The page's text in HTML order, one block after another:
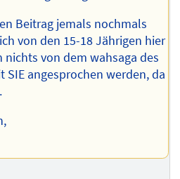
Beitrag jemals nochmals
von den 15-18 Jährigen hier
nichts von dem wahsaga des
angesprochen werden, da